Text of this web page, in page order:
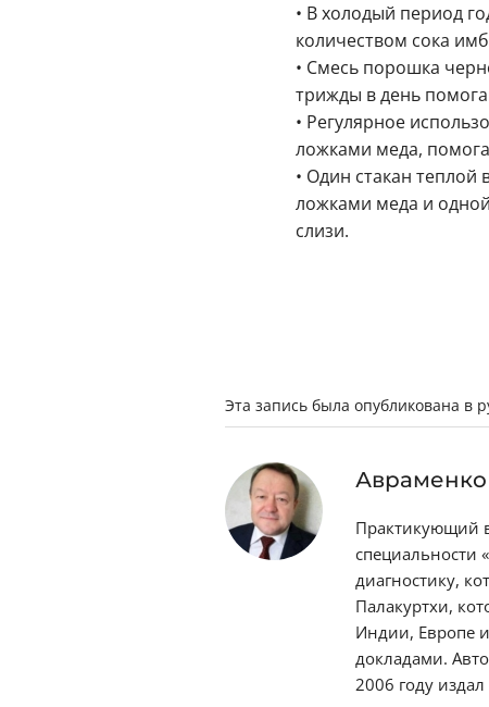
• В холодый период
количеством сока
• Смесь порошка
трижды в день
• Регулярное
ложками меда,
• Один стакан
ложками меда и
слизи.
Эта запись была опубликована в
Практикующий
специальности
диагностику,
Палакуртхи,
Индии, Европе
докладами.
2006 году